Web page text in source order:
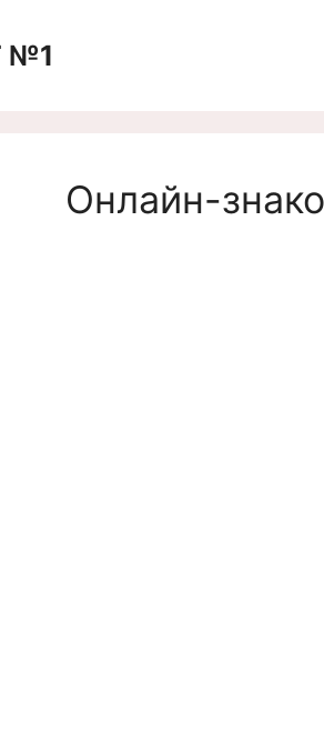
№1
Онлайн-